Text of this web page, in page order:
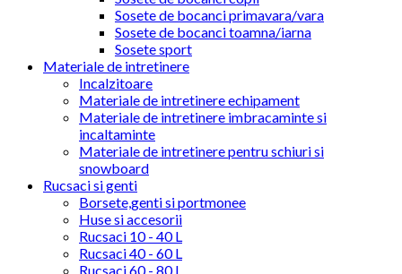
Sosete de bocanci primavara/vara
Sosete de bocanci toamna/iarna
Sosete sport
Materiale de intretinere
Incalzitoare
Materiale de intretinere echipament
Materiale de intretinere imbracaminte si
incaltaminte
Materiale de intretinere pentru schiuri si
snowboard
Rucsaci si genti
Borsete,genti si portmonee
Huse si accesorii
Rucsaci 10 - 40 L
Rucsaci 40 - 60 L
Rucsaci 60 - 80 L